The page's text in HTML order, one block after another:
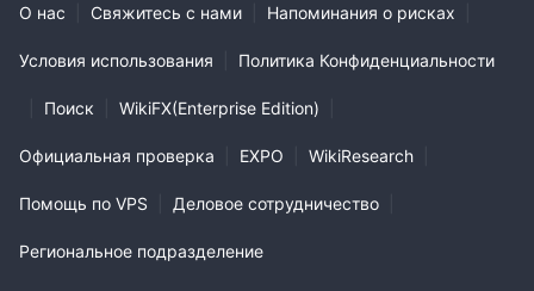
О нас Свяжитесь с нами Напоминания о рисках
Условия использования Политика Конфиденциальности
Поиск WikiFX(Enterprise Edition)
Официальная проверка EXPO WikiResearch
Помощь по VPS Деловое сотрудничество
Региональное подразделение